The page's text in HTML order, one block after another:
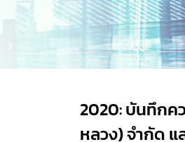
2020: บันทึกค
หลวง) จำกัด แ